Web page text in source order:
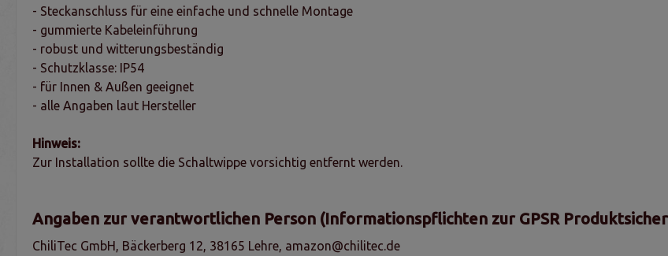
- Steckanschluss für eine einfache und schnelle Montage
- gummierte Kabeleinführung
- robust und witterungsbeständig
- Schutzklasse: IP54
- für Innen & Außen geeignet
- alle Angaben laut Hersteller
Hinweis:
Zur Installation sollte die Schaltwippe vorsichtig entfernt werden.
Angaben zur verantwortlichen Person (Informationspflichten zur GPSR
ChiliTec GmbH, Bäckerberg 12, 38165 Lehre, amazon@chilitec.de